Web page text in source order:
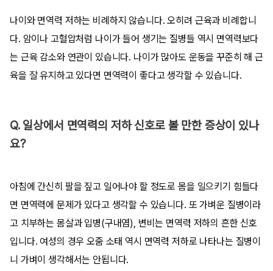
나이와 면역력 저하는 비례하지 않습니다. 오히려 근육과 비례합니
다. 암이나 고혈압처럼 나이가 들어 생기는 질병들 역시 면역력보다
는 근육 감소와 연관이 있습니다. 나이가 많아도 운동을 꾸준히 해 근
육을 잘 유지하고 있다면 면역력이 좋다고 생각할 수 있습니다.
Q. 일상에서 면역력의 저하 신호로 볼 만한 증상이 있나
요?
아침에 간신히 팔을 짚고 일어나야 할 정도로 몸을 일으키기 힘들다
면 면역력에 문제가 있다고 생각할 수 있습니다. 또 가벼운 질병이라
고 치부하는 몸살과 입병(구내염), 변비는 면역력 저하의 흔한 신호
입니다. 여성의 경우 오줌 소태 역시 면역력 저하로 나타나는 질병이
니 가벼이 생각해서는 안됩니다.